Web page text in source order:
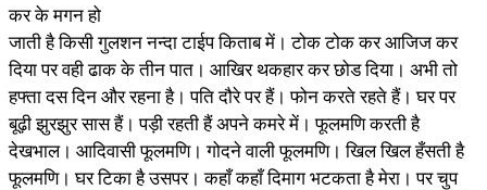
कर के मगन हो
जाती है किसी गुलशन नन्दा टाईप किताब में। टोक टोक कर आजिज कर
दिया पर वही ढाक के तीन पात। आखिर थकहार कर छोड दिया। अभी तो
हफ्ता दस दिन और रहना है। पति दौरे पर हैं। फोन करते रहते हैं। घर पर
बूढ़ी झुरझुर सास हैं। पड़ी रहती हैं अपने कमरे में। फूलमणि करती है
देखभाल। आदिवासी फूलमणि। गोदने वाली फूलमणि। खिल खिल हँसती है
फूलमणि। घर टिका है उसपर। कहाँ कहाँ दिमाग भटकता है मेरा। पर चुप